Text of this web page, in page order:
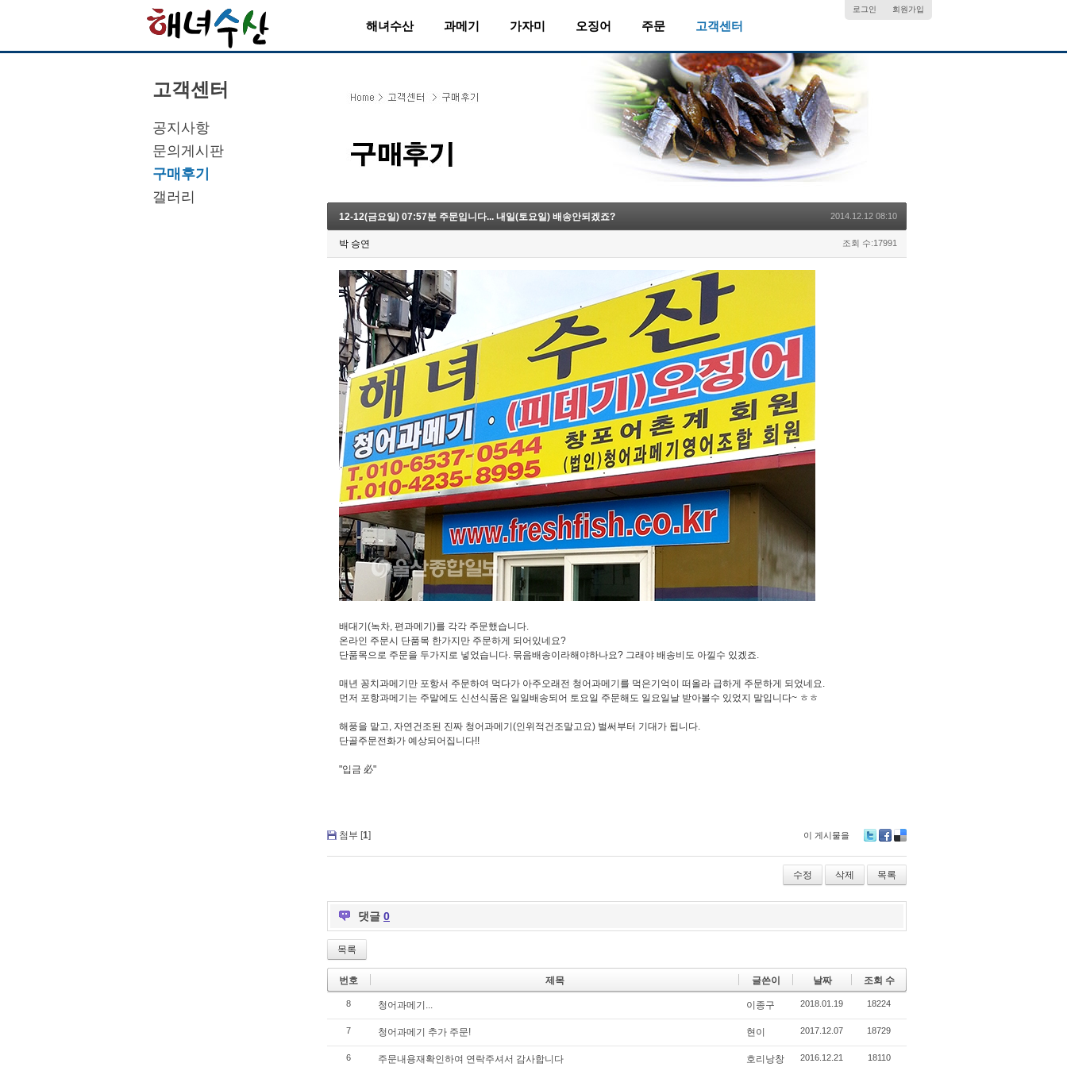
회원가입
로그인
해녀수산 과메기 가자미 오징어 주문 고객센터
고객센터
공지사항
문의게시판
구매후기
갤러리
12-12(금요일) 07:57분 주문입니다... 내일(토요일) 배송안되겠죠? 2014.12.12 08:10
박 승연 조회 수:17991
배대기(녹차, 편과메기)를 각각 주문했습니다.
온라인 주문시 단품목 한가지만 주문하게 되어있네요?
단품목으로 주문을 두가지로 넣었습니다. 묶음배송이라해야하나요? 그래야 배송비도 아낄수 있겠죠.
매년 꽁치과메기만 포항서 주문하여 먹다가 아주오래전 청어과메기를 먹은기억이 떠올라 급하게 주문하게 되었네요.
먼저 포항과메기는 주말에도 신선식품은 일일배송되어 토요일 주문해도 일요일날 받아볼수 있었지 말입니다~ ㅎㅎ
해풍을 맡고, 자연건조된 진짜 청어과메기(인위적건조말고요) 벌써부터 기대가 됩니다.
단골주문전화가 예상되어집니다!!
"입금 必"
첨부 [1] 이 게시물을
bo
ok
ou
s
수정 삭제 목록
댓글 0
목록
번호 제목 글쓴이 날짜 조회 수
8 청어과메기... 이종구 2018.01.19 18224
7 청어과메기 추가 주문! 현이 2017.12.07 18729
6 주문내용재확인하여 연락주셔서 감사합니다 호리낭창 2016.12.21 18110